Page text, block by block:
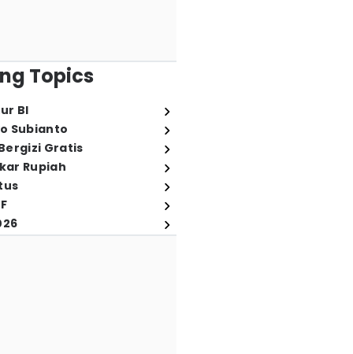
Topics
BI
Subianto
Gratis
Rupiah